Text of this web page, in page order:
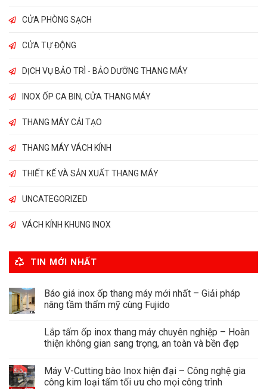
CỬA PHÒNG SẠCH
CỬA TỰ ĐỘNG
DỊCH VỤ BẢO TRÌ - BẢO DƯỠNG THANG MÁY
INOX ỐP CA BIN, CỬA THANG MÁY
THANG MÁY CẢI TẠO
THANG MÁY VÁCH KÍNH
THIẾT KẾ VÀ SẢN XUẤT THANG MÁY
UNCATEGORIZED
VÁCH KÍNH KHUNG INOX
TIN MỚI NHẤT
Báo giá inox ốp thang máy mới nhất – Giải pháp
nâng tầm thẩm mỹ cùng Fujido
Lắp tấm ốp inox thang máy chuyên nghiệp – Hoàn
thiện không gian sang trọng, an toàn và bền đẹp
Máy V-Cutting bào Inox hiện đại – Công nghệ gia
công kim loại tấm tối ưu cho mọi công trình